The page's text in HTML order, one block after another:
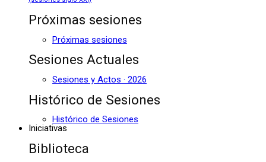
Próximas sesiones
Próximas sesiones
Sesiones Actuales
Sesiones y Actos · 2026
Histórico de Sesiones
Histórico de Sesiones
Iniciativas
Biblioteca